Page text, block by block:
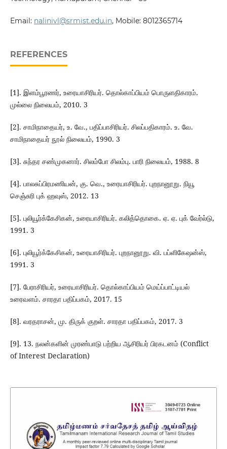
Email: nalinivl@srmist.edu.in, Mobile: 8012365714
REFERENCES
[1]. இளம்பூரணர், உரையாசிரியர். தொல்காப்பியம் பொருளதிகாரம்.
முல்லை நிலையம், 2010. 3
[2]. சாமிநாதையர், உ. வே., பதிப்பாசிரியர். சிலப்பதிகாரம். உ. வே.
சாமிநாதையர் நூல் நிலையம், 1990. 3
[3]. சுந்தர சண்முகனார். சிலம்போ சிலம்பு. பாரி நிலையம், 1988. 8
[4]. பாலசுப்பிரமணியன், கு. வெ., உரையாசிரியர். புறநானூறு. நியூ
செஞ்சுரி புக் ஹவுஸ், 2012. 13
[5]. புலியூர்க்கேசிகன், உரையாசிரியர். கலித்தொகை. ஏ. ஏ. புக் வேர்ல்டு,
1991. 3
[6]. புலியூர்க்கேசிகன், உரையாசிரியர். புறநானூறு. வி. பப்ளிகேஷன்ஸ்,
1991. 3
[7]. பேராசிரியர், உரையாசிரியர். தொல்காப்பியம் மெய்ப்பாட்டியல்
உரைவளம். சாரதா பதிப்பகம், 2017. 15
[8]. வரதராசன், மு. திருக் குறள். சாரதா பதிப்பகம், 2017. 3
[9]. 13. நலன்களின் முரண்பாடு பற்றிய ஆசிரியர் பிரகடனம் (Conflict
of Interest Declaration)